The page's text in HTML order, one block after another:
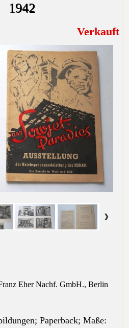
1942
Verkauft
Eher Nachf. GmbH., Berlin
; Paperback; Maße: